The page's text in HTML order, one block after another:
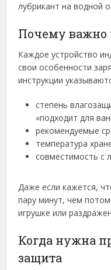
лубрикант на водной
Почему важно
Каждое устройство
свои особенности
инструкции
степень
«подходит для
рекомендуемые
температура
совместимость с
Даже если кажется,
пару минут, чем
игрушке или
Когда нужна
защита